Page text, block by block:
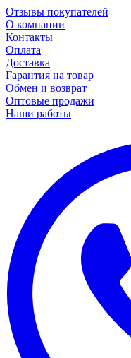
Отзывы покупателей
О компании
Контакты
Оплата
Доставка
Гарантия на товар
Обмен и возврат
Оптовые продажи
Наши работы